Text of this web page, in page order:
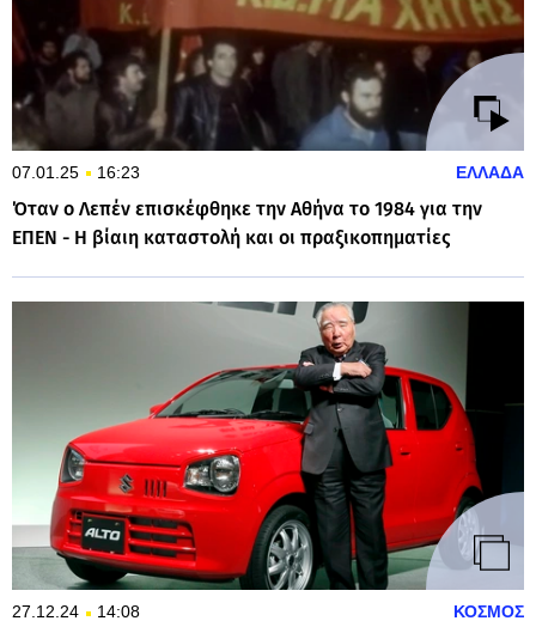
07.01.25 16:23 ΕΛΛΑΔΑ
Όταν ο Λεπέν επισκέφθηκε την Αθήνα το 1984 για την
ΕΠΕΝ - Η βίαιη καταστολή και οι πραξικοπηματίες
27.12.24 14:08 ΚΟΣΜΟΣ